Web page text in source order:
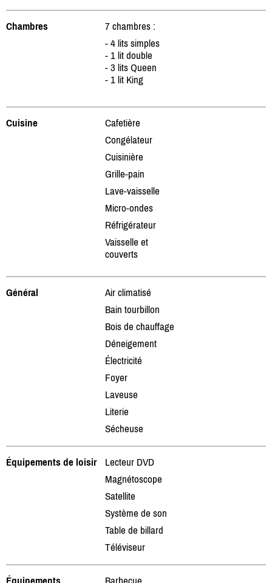
Chambres
7 chambres :
- 4 lits simples
- 1 lit double
- 3 lits Queen
- 1 lit King
Cuisine
Cafetière
Congélateur
Cuisinière
Grille-pain
Lave-vaisselle
Micro-ondes
Réfrigérateur
Vaisselle et
couverts
Général
Air climatisé
Bain tourbillon
Bois de chauffage
Déneigement
Électricité
Foyer
Laveuse
Literie
Sécheuse
Équipements de loisir
Lecteur DVD
Magnétoscope
Satellite
Système de son
Table de billard
Téléviseur
Équipements Barbecue